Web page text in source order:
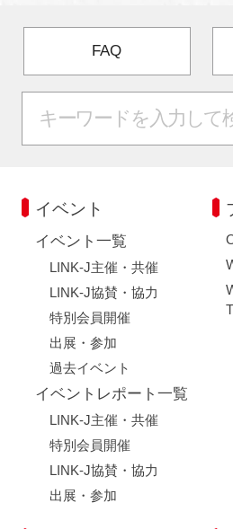
FAQ
イベント
イベント一覧
LINK-J主催・共催
LINK-J協賛・協力
特別会員開催
出展・参加
過去イベント
イベントレポート一覧
LINK-J主催・共催
特別会員開催
LINK-J協賛・協力
出展・参加